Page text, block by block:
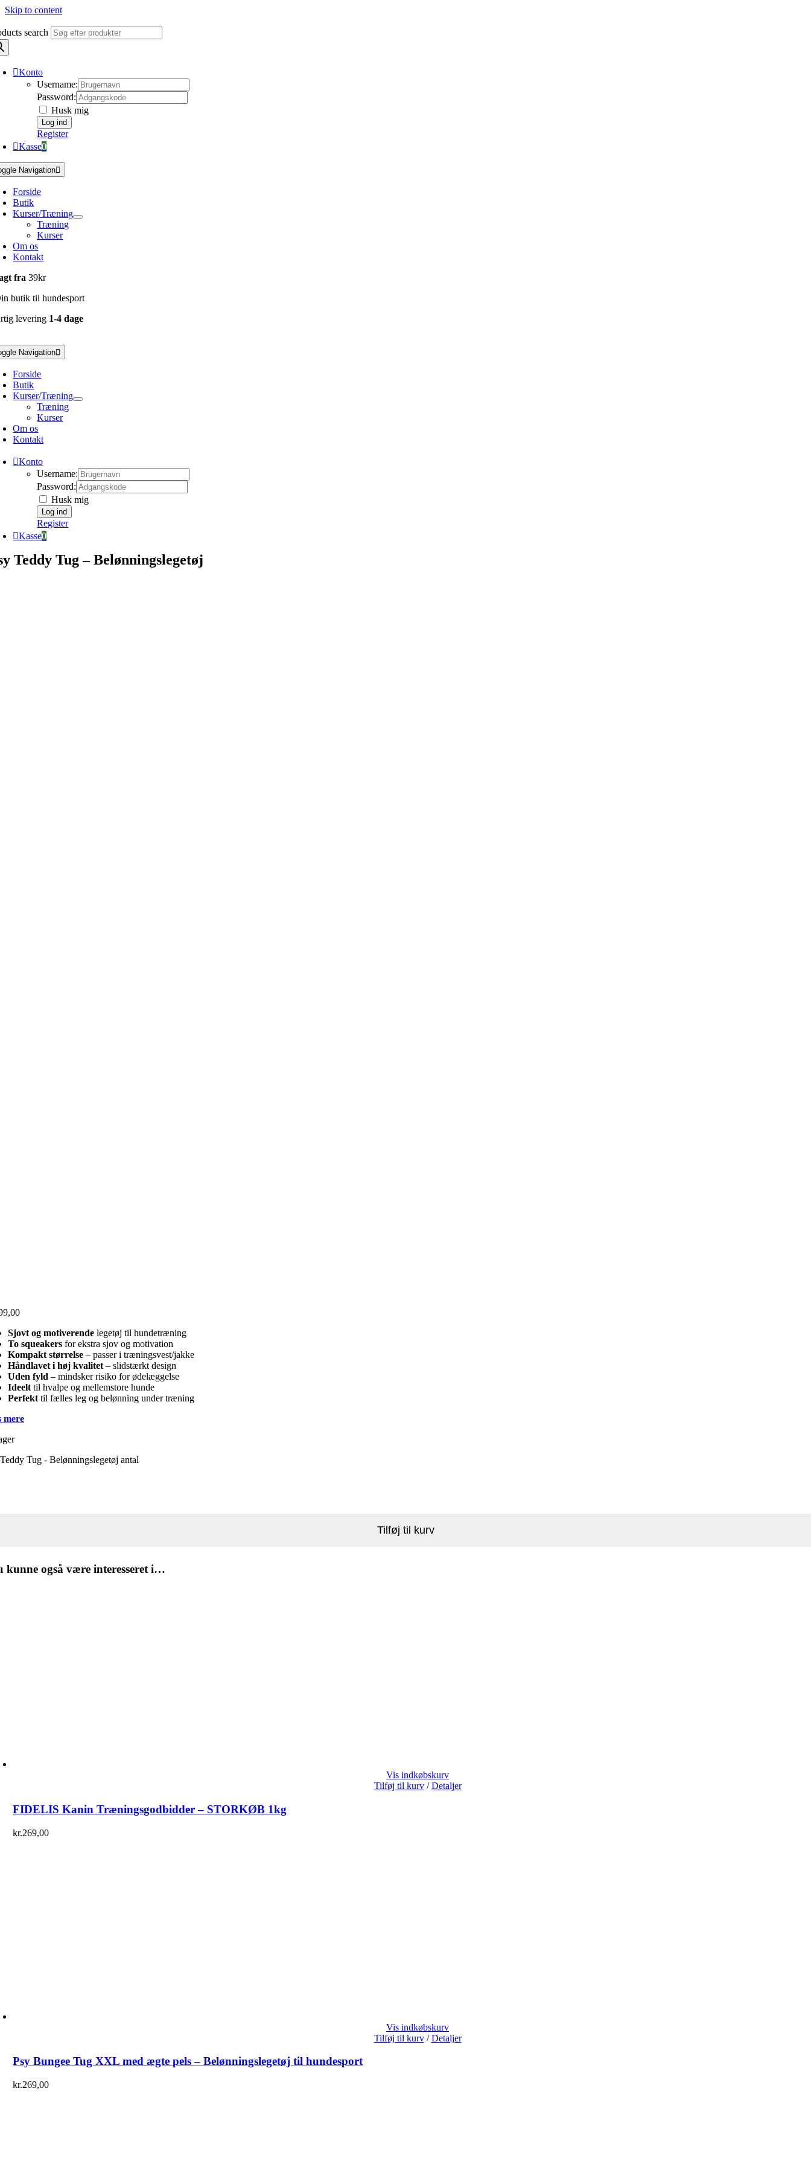
Skip to content
search
Konto
Username:
Password:
Husk mig
Register
Kasse0
Navigation
Forside
Butik
Kurser/Træning
Træning
Kurser
Om os
Kontakt
fra39kr
butik til hundesport
levering 1-4 dage
Navigation
Forside
Butik
Kurser/Træning
Træning
Kurser
Om os
Kontakt
Konto
Username:
Password:
Husk mig
Register
Kasse0
Teddy Tug – Belønningslegetøj
Sjovt og motiverende legetøj til hundetræning
To squeakers for ekstra sjov og motivation
Kompakt størrelse – passer i træningsvest/jakke
Håndlavet i høj kvalitet – slidstærkt design
Uden fyld – mindsker risiko for ødelæggelse
Ideelt til hvalpe og mellemstore hunde
Perfekt til fælles leg og belønning under træning
mere
Tug - Belønningslegetøj antal
Tilføj til kurv
kunne også være interesseret i…
Vis indkøbskurv
Tilføj til kurv / Detaljer
FIDELIS Kanin Træningsgodbidder – STORKØB 1kg
kr.269,00
Vis indkøbskurv
Tilføj til kurv / Detaljer
Psy Bungee Tug XXL med ægte pels – Belønningslegetøj til hundesport
kr.269,00